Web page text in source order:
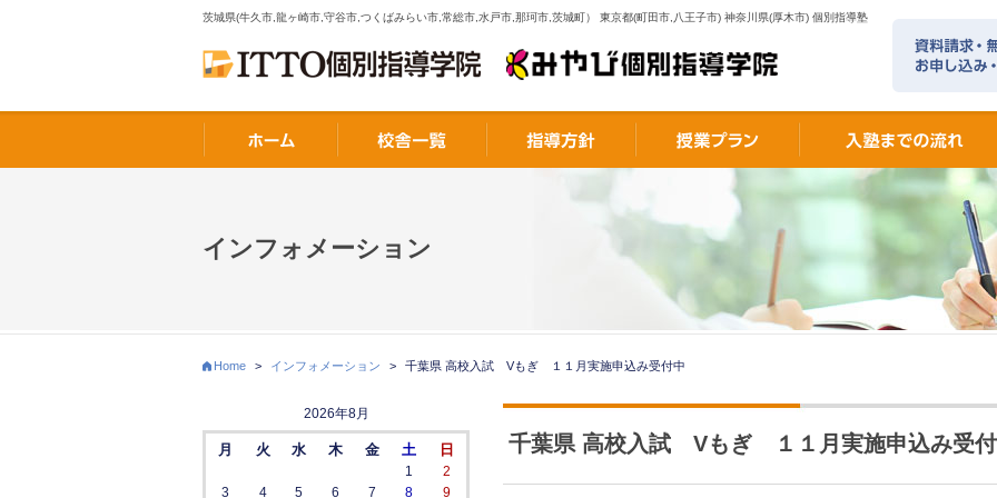
茨城県(牛久市,龍ヶ崎市,守谷市,つくばみらい市,常総市,水戸市,那珂市,茨城町） 東京都(町田市,八王子市) 神奈川県(厚木市) 個別指導塾
インフォメーション
Home > インフォメーション > 千葉県 高校入試 Vもぎ １１月実施申込み受付中
千葉県 高校入試 Vもぎ １１月実施申込み受
2026年8月
月 火 水 木 金 土 日
1
2
3
4 5 6 7 8 9